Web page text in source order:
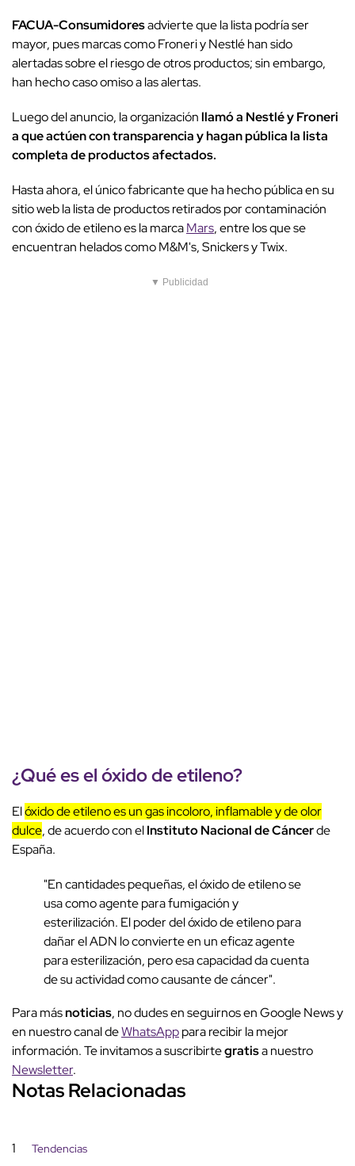
FACUA-Consumidoresadvierte que la lista podría ser
mayor, pues marcas como Froneri y Nestlé han sido
alertadas sobre el riesgo de otros productos; sin embargo,
han hecho caso omiso a las alertas.
Luego del anuncio, la organizaciónllamó a Nestlé y Froneri
a que actúen con transparencia y hagan pública la lista
completa de productos afectados.
Hasta ahora, el único fabricante que ha hecho pública en su
sitio web la lista de productos retirados por contaminación
con óxido de etileno es la marcaMars, entre los que se
encuentran helados como M&M's, Snickers y Twix.
▼ Publicidad
¿Qué es el óxido de etileno?
Elóxido de etileno es un gas incoloro, inflamable y de olor
dulce, de acuerdo con elInstituto Nacional de Cáncerde
España.
"En cantidades pequeñas, el óxido de etileno se
usa como agente para fumigación y
esterilización. El poder del óxido de etileno para
dañar el ADN lo convierte en un eficaz agente
para esterilización, pero esa capacidad da cuenta
de su actividad como causante de cáncer".
Para másnoticias, no dudes en seguirnos en Google News y
en nuestro canal deWhatsApppara recibir la mejor
información. Te invitamos a suscribirtegratisa nuestro
Newsletter.
Notas Relacionadas
1 Tendencias